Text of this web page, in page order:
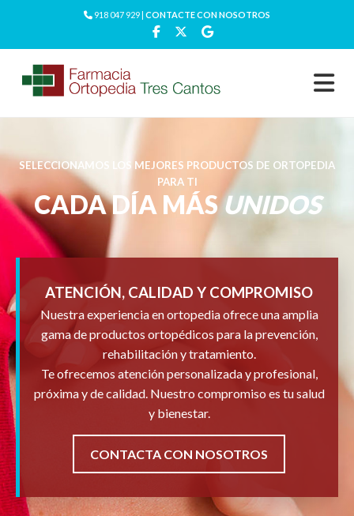
918 047 929 | CONTACTE CON NOSOTROS
SELECCIONAMOS LOS MEJORES PRODUCTOS DE ORTOPEDIA
PARA TI
CADA DÍA MÁSUNIDOS
ATENCIÓN, CALIDAD Y COMPROMISO
Nuestra experiencia en ortopedia ofrece una amplia
gama de productos ortopédicos para la prevención,
rehabilitación y tratamiento.
Te ofrecemos atención personalizada y profesional,
próxima y de calidad. Nuestro compromiso es tu salud
y bienestar.
CONTACTA CON NOSOTROS